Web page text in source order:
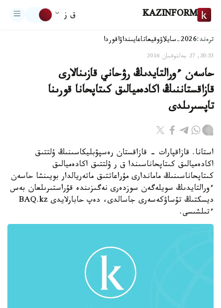
KAZINFORM ق ز
ترەند:2026-سايلاۋ وقيعاتاعايىنداۋاقوردا
20:53, 27 جەلتوقسان 2016
حاسەن ءورالتايدىڭ رۋحاني قازىنالارى
قازاقستاننىڭ اكادەميالىق كىتاپحانا قورىنا
تاپسىرىلدى
استانا. قازاقپارات - قازاقستان رەسپۋبليكاسىنىڭ ۇلتتىق
اكادەميالىق كىتاپحاناسىندا ق ر ۇلتتىق اكادەميالىق
كىتاپحاناسىنىڭ ماماندارى مۇراعاتتىق ماتەريالدار بويىنشا حاسەن
ءورالتايدىڭ سويلەگەن سوزدەرى نەگىزىندە قۇراستىرىلعان بەس
ديسكتىڭ تۇساۋكەسەرى جاسالدى، دەپ حابارلايدى BAQ.kz
ءتىلشىسى.